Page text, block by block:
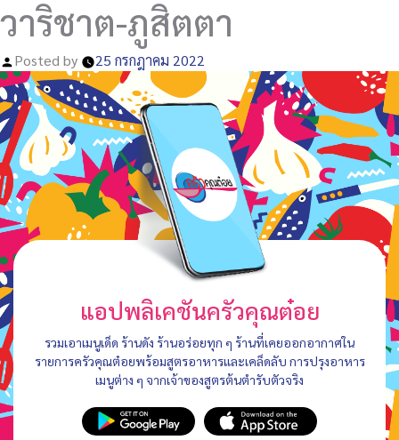
วาริชาต-ภูสิตตา
Posted by 25 กรกฎาคม 2022
แอปพลิเคชันครัวคุณต๋อย
รวมเอาเมนูเด็ด ร้านดัง ร้านอร่อยทุก ๆ ร้านที่เคยออกอากาศใน
รายการครัวคุณต๋อยพร้อมสูตรอาหารและเคล็ดลับ การปรุงอาหาร
เมนูต่าง ๆ จากเจ้าของสูตรต้นตำรับตัวจริง